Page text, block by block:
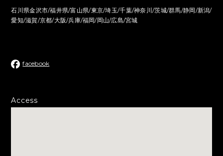
石川県金沢市/福井県/富山県/東京/埼玉/千葉/神奈川/茨城/群馬/静岡/新潟/
愛知/滋賀/京都/大阪/兵庫/福岡/岡山/広島/宮城
facebook
Access